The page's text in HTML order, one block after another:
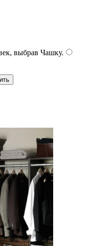
выбрав Чашку.